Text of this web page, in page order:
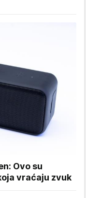
Ovo su
vraćaju zvuk